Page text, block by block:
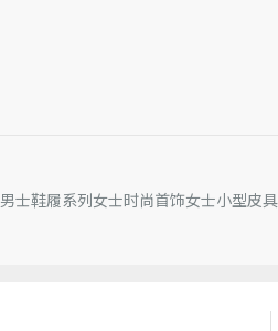
男士鞋履系列女士时尚首饰女士小型皮具